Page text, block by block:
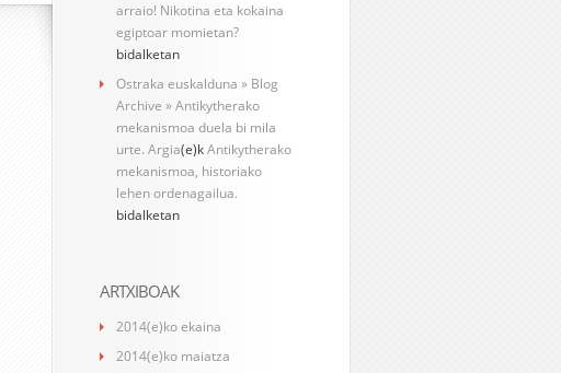
arraio! Nikotina eta kokaina
egiptoar momietan?
bidalketan
Ostraka euskalduna » Blog
Archive » Antikytherako
mekanismoa duela bi mila
urte. Argia(e)kAntikytherako
mekanismoa, historiako
lehen ordenagailua.
bidalketan
ARTXIBOAK
2014(e)ko ekaina
2014(e)ko maiatza